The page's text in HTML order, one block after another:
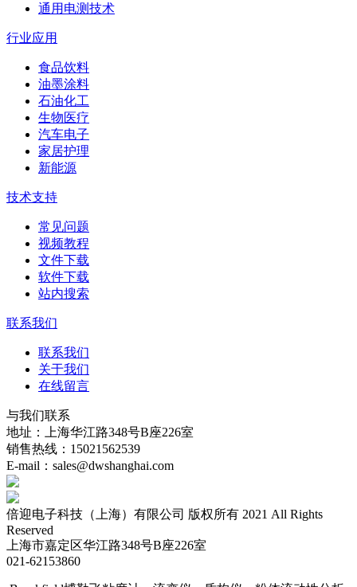
通用电测技术
行业应用
食品饮料
油墨涂料
石油化工
生物医疗
汽车电子
家居护理
新能源
技术支持
常见问题
视频教程
文件下载
软件下载
站内搜索
联系我们
联系我们
关于我们
在线留言
与我们联系
地址：上海华江路348号B座226室
销售热线：15021562539
E-mail：sales@dwshanghai.com
倍迎电子科技（上海）有限公司 版权所有 2021 All Rights
Reserved
上海市嘉定区华江路348号B座226室
021-62153860